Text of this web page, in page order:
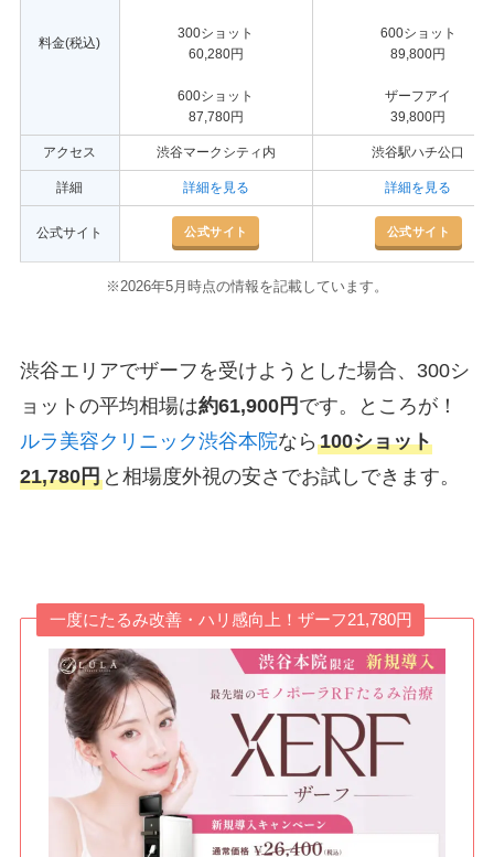
料金(税込)
300ショット
60,280円
600ショット
87,780円
600ショット
89,800円
ザーフアイ
39,800円
アクセス 渋谷マークシティ内 渋谷駅ハチ公口
詳細 詳細を見る 詳細を見る
公式サイト 公式サイト 公式サイト
※2026年5月時点の情報を記載しています。
渋谷エリアでザーフを受けようとした場合、300シ
ョットの平均相場は約61,900円 です。ところが！
ルラ美容クリニック渋谷本院なら 100ショット
21,780円と相場度外視の安さでお試しできます。
一度にたるみ改善・ハリ感向上！ザーフ21,780円